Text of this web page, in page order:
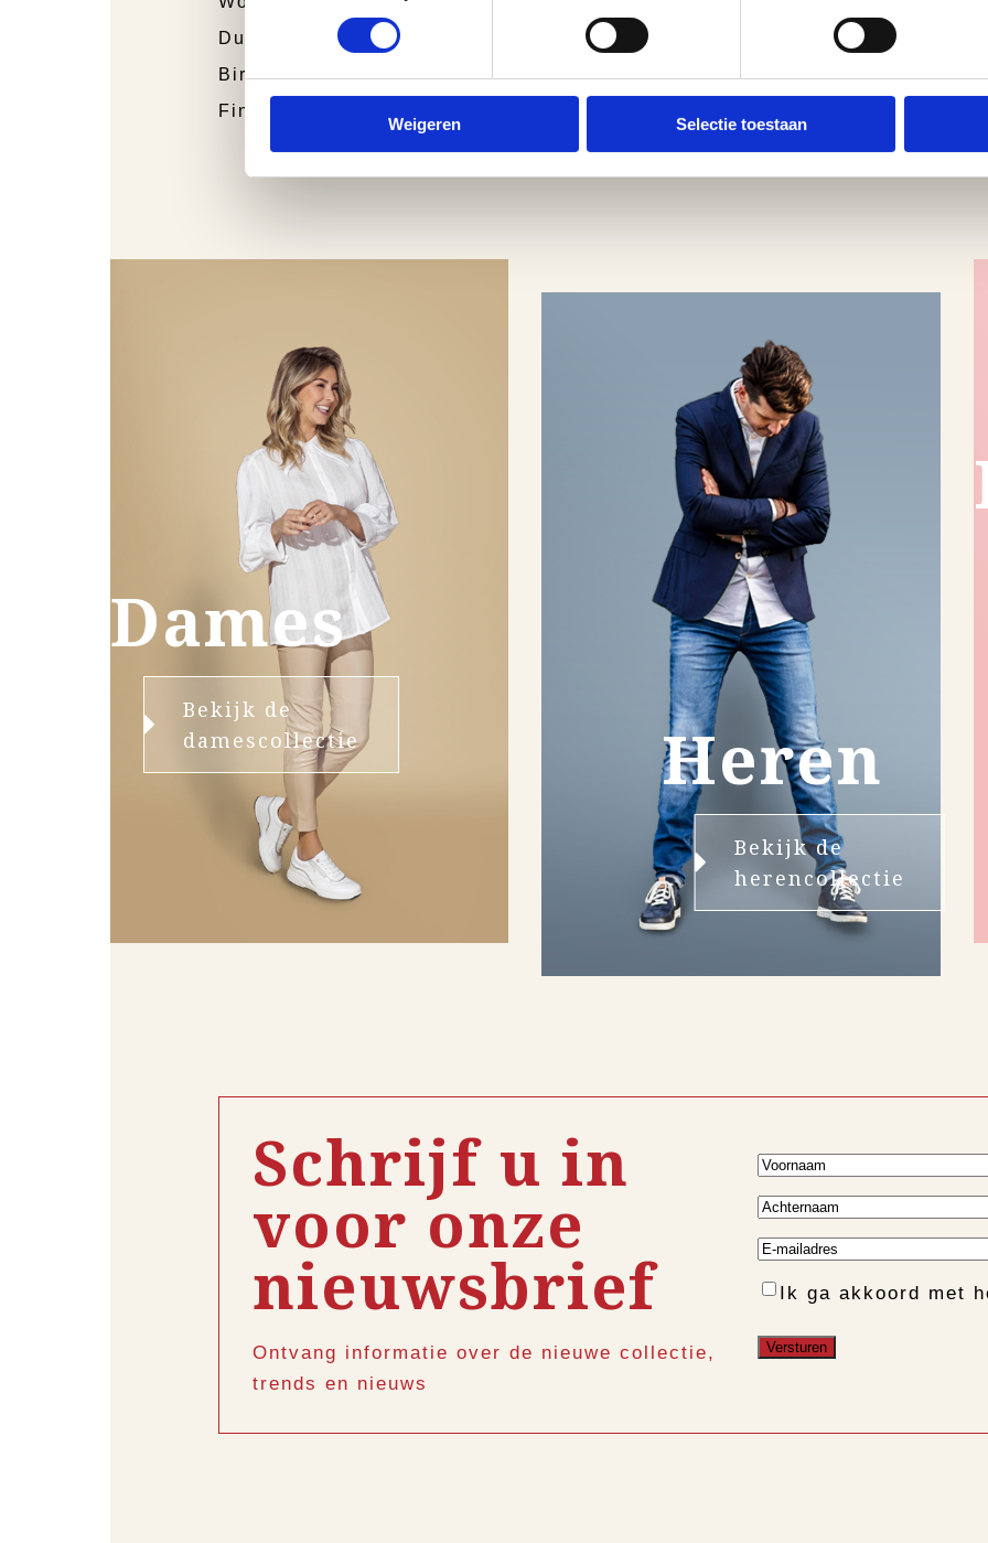
Weigeren Selectie toestaan
Durea
Birkenstock
Finn Comfort
Dames
Bekijk de
damescollectie
Heren
Bekijk de
herencollectie
Schrijf u in
voor onze
nieuwsbrief
Ontvang informatie over de nieuwe collectie,
trends en nieuws
Voornaam
Achternaam
E-
mailadres
Instemming
Ik ga akkoord met